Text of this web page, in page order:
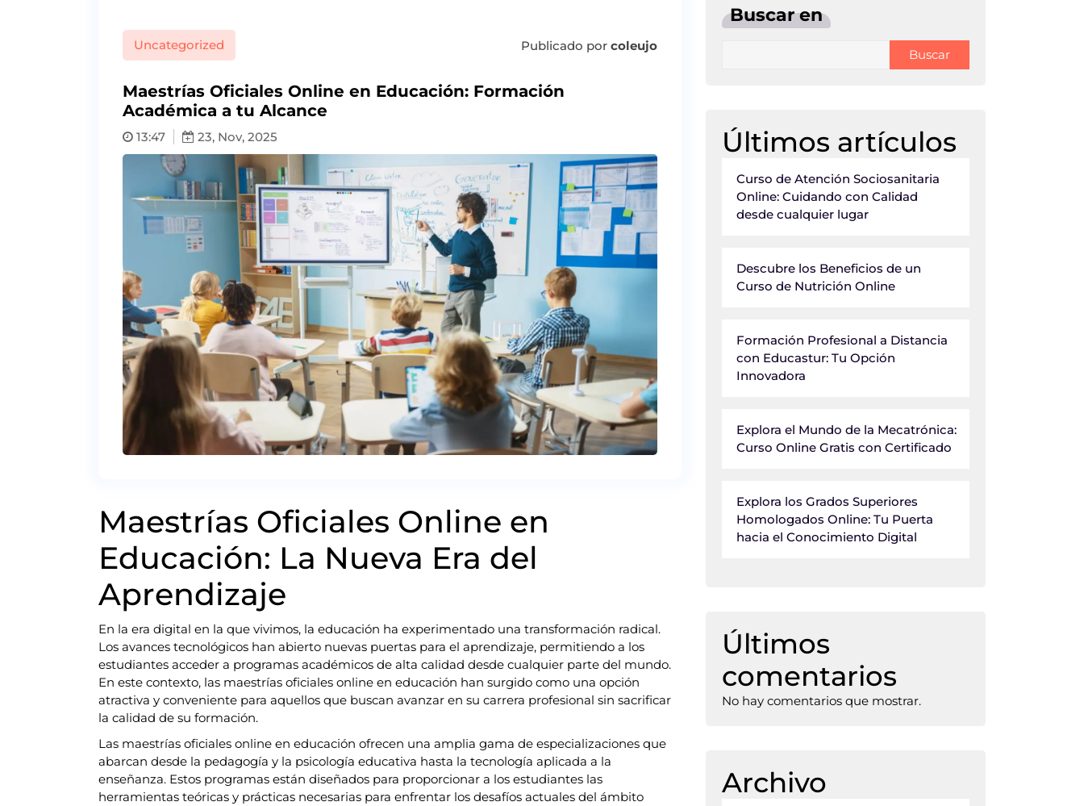
Uncategorized Publicado porcoleujo
Maestrías Oficiales Online en Educación: Formación
Académica a tu Alcance
13:47 23, Nov, 2025
Maestrías Oficiales Online en
Educación: La Nueva Era del
Aprendizaje
En la era digital en la que vivimos, la educación ha experimentado una transformación radical.
Los avances tecnológicos han abierto nuevas puertas para el aprendizaje, permitiendo a los
estudiantes acceder a programas académicos de alta calidad desde cualquier parte del mundo.
En este contexto, las maestrías oficiales online en educación han surgido como una opción
atractiva y conveniente para aquellos que buscan avanzar en su carrera profesional sin sacrificar
la calidad de su formación.
Las maestrías oficiales online en educación ofrecen una amplia gama de especializaciones que
abarcan desde la pedagogía y la psicología educativa hasta la tecnología aplicada a la
enseñanza. Estos programas están diseñados para proporcionar a los estudiantes las
herramientas teóricas y prácticas necesarias para enfrentar los desafíos actuales del ámbito
Buscar en
Buscar
Últimos artículos
Curso de Atención Sociosanitaria
Online: Cuidando con Calidad
desde cualquier lugar
Descubre los Beneficios de un
Curso de Nutrición Online
Formación Profesional a Distancia
con Educastur: Tu Opción
Innovadora
Explora el Mundo de la Mecatrónica:
Curso Online Gratis con Certificado
Explora los Grados Superiores
Homologados Online: Tu Puerta
hacia el Conocimiento Digital
Últimos
comentarios
No hay comentarios que mostrar.
Archivo